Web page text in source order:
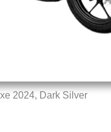
2024, Dark Silver